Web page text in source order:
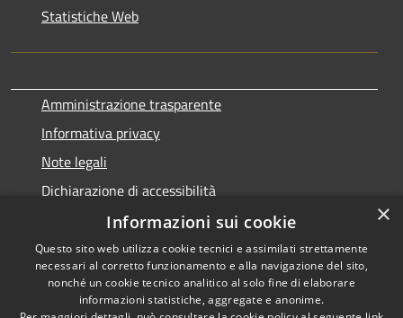
Statistiche Web
Amministrazione trasparente
Informativa privacy
Note legali
Dichiarazione di accessibilità
Accessibilità
Copyright © 2026 • Comune di
Terralba • Powered by
×
Informazioni sui cookie
Questo sito web utilizza cookie tecnici e assimilati strettamente
necessari al corretto funzionamento e alla navigazione del sito,
nonché un cookie tecnico analitico al solo fine di elaborare
informazioni statistiche, aggregate e anonime.